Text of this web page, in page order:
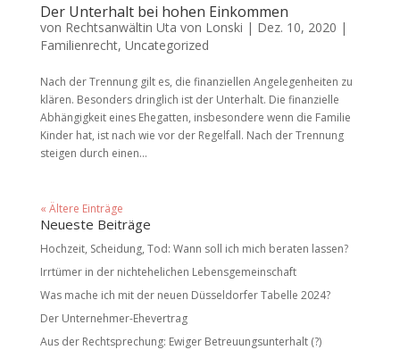
Der Unterhalt bei hohen Einkommen
von Rechtsanwältin Uta von Lonski | Dez. 10, 2020 |
Familienrecht, Uncategorized
Nach der Trennung gilt es, die finanziellen Angelegenheiten zu
klären. Besonders dringlich ist der Unterhalt. Die finanzielle
Abhängigkeit eines Ehegatten, insbesondere wenn die Familie
Kinder hat, ist nach wie vor der Regelfall. Nach der Trennung
steigen durch einen...
« Ältere Einträge
Neueste Beiträge
Hochzeit, Scheidung, Tod: Wann soll ich mich beraten lassen?
Irrtümer in der nichtehelichen Lebensgemeinschaft
Was mache ich mit der neuen Düsseldorfer Tabelle 2024?
Der Unternehmer-Ehevertrag
Aus der Rechtsprechung: Ewiger Betreuungsunterhalt (?)